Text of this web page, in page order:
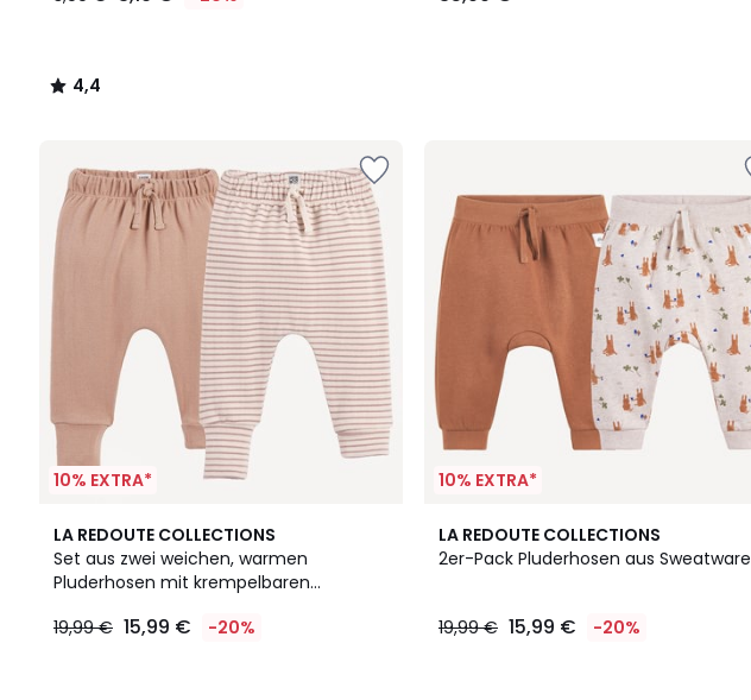
4,4
/
10% EXTRA*
LA REDOUTE COLLECTIONS
Set aus zwei weichen, warmen
Pluderhosen mit krempelbaren
19,99 € 15,99 € -20%
1
/
5
10% EXTRA*
LA REDOUTE COLLECTIONS
2er-Pack Pluderhosen aus Sweatware
19,99 € 15,99 € -20%
5
/